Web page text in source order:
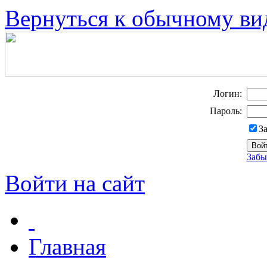
Вернуться к обычному
Логин:
Пароль:
Войти на сайт
Главная